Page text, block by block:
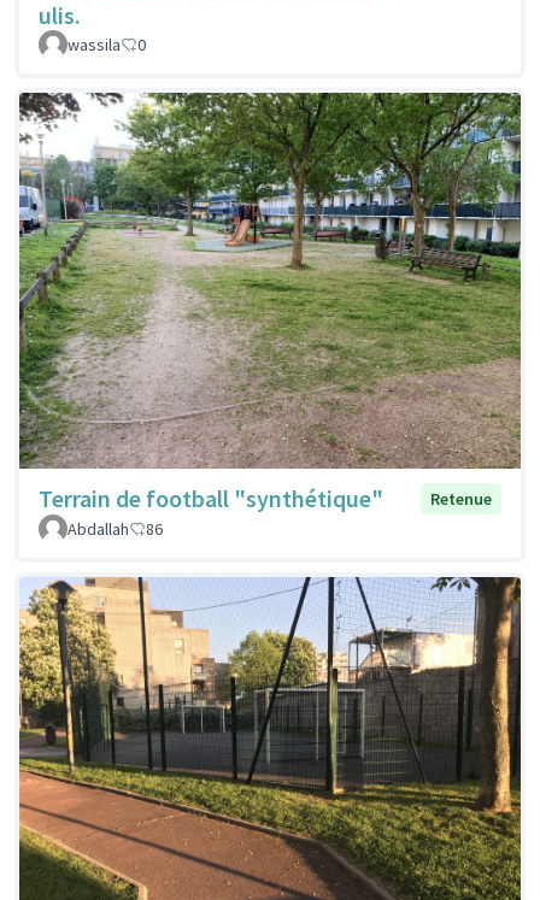
ulis.
wassila 0
Terrain de football "synthétique"
Retenue
Abdallah
86